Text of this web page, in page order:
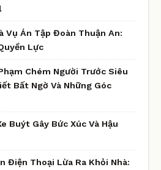
Vụ Án Tập Đoàn Thuận An:
Lực
Chém Người Trước Siêu
Bất Ngờ Và Những Góc
Buýt Gây Bức Xúc Và Hậu
Điện Thoại Lừa Ra Khỏi Nhà: